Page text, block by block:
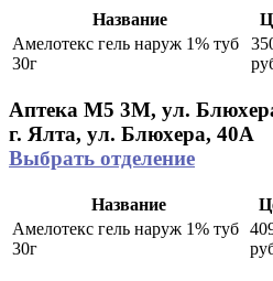
Название
Амелотекс гель наруж 1% туб
30г
Аптека М5 3М, ул.
г. Ялта, ул. Блюхера, 40А
Выбрать отделение
Название
Амелотекс гель наруж 1% туб
30г